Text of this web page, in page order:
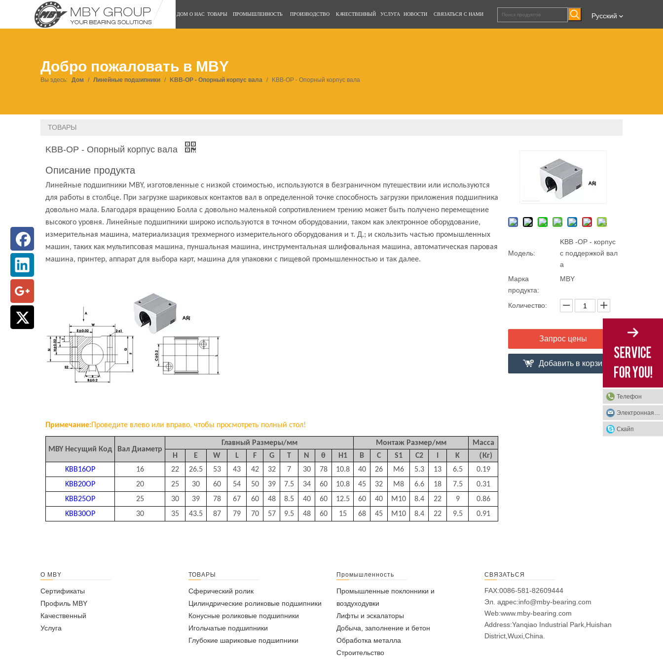
ДОМ О НАС ТОВАРЫ ПРОМЫШЛЕННОСТЬ ПРОИЗВОДСТВО КАЧЕСТВЕННЫЙ УСЛУГА НОВОСТИ СВЯЗАТЬСЯ С НАМИ Pусский
Добро пожаловать в MBY
Вы здесь: Дом / Линейные подшипники / KBB-OP - Опорный корпус вала / KBB-OP - Опорный корпус вала
ТОВАРЫ
Модель:
KBB -OP - корпус
с поддержкой вал
а
Марка
продукта:
MBY
Количество:
Запрос цены
Добавить в корзи
KBB-OP - Опорный корпус вала
Описание продукта
Линейные подшипники MBY, изготовленные с низкой стоимостью, используются в безграничном путешествии или используются
для работы в столбце. При загрузке шариковых контактов вал в определенной точке способность загрузки приложения подшипника
довольно мала. Благодаря вращению Болла с довольно маленькой сопротивлением трению может быть получено перемещение
высокого уровня. Линейные подшипники широко используются в точном оборудовании, таком как электронное оборудование,
измерительная машина, материализация трехмерного измерительного оборудования и т. Д.; и скользить частью промышленных
машин, таких как мультипсовая машина, пуншальная машина, инструментальная шлифовальная машина, автоматическая паровая
машина, принтер, аппарат для выбора карт, машина для упаковки с пищевой промышленностью и так далее.
Примечание:Проведите влево или вправо, чтобы просмотреть полный стол!
MBY Несущий Код Вал Диаметр
Главный Размеры/мм Монтаж Размер/мм
Масса
H
E W L F G T N θ H1 B C S1 С2 K （ Кг)
KBB16OP
16 22 26.5 53 43 42 32 7 30 78 10.8 40 26 M6 5.3 13 6.5
0.19
KBB20OP
20 25 30 60 54 50 39 7.5 34 60 10.8 45 32 M8 6.6 18 7.5
0.31
KBB25OP
25 30 39 78 67 60 48 8.5 40 60 12.5 60 40 M10 8.4 22 9
0.86
KBB30OP
30 35 43.5 87 79 70 57 9.5 48 60 15 68 45 M10 8.4 22 9.5 0.91
О MBY
Сертификаты
Профиль MBY
Качественный
Услуга
ТОВАРЫ
Сферический ролик
Цилиндрические роликовые подшипники
Конусные роликовые подшипники
Игольчатые подшипники
Глубокие шариковые подшипники
Промышленность
Промышленные поклонники и
воздуходувки
Лифты и эскалаторы
Добыча, заполнение и бетон
Обработка металла
Строительство
СВЯЗАТЬСЯ
FAX:0086-581-82609444
Эл. адрес:info@mby-bearing.com
Web:www.mby-bearing.com
Address:Yanqiao Industrial Park,Huishan
District,Wuxi,China.
Телефон
Скайп